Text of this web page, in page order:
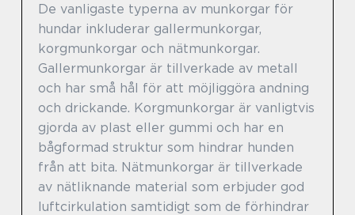
De vanligaste typerna av munkorgar för
hundar inkluderar gallermunkorgar,
korgmunkorgar och nätmunkorgar.
Gallermunkorgar är tillverkade av metall
och har små hål för att möjliggöra andning
och drickande. Korgmunkorgar är vanligtvis
gjorda av plast eller gummi och har en
bågformad struktur som hindrar hunden
från att bita. Nätmunkorgar är tillverkade
av nätliknande material som erbjuder god
luftcirkulation samtidigt som de förhindrar